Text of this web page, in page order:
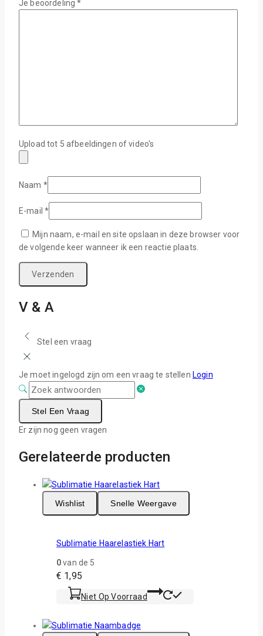
Je beoordeling*
Upload tot 5 afbeeldingen of video's
Naam *
E-mail*
Mijn naam, e-mail en site opslaan in deze browser voor
de volgende keer wanneer ik een reactie plaats.
V & A
Stel een vraag
Je moet ingelogd zijn om een vraag te stellen Login
Stel Een Vraag
Er zijn nog geen vragen
Gerelateerde producten
Wishlist Snelle Weergave
Sublimatie Haarelastiek Hart
0van de 5
€ 1,95
Niet Op Voorraad